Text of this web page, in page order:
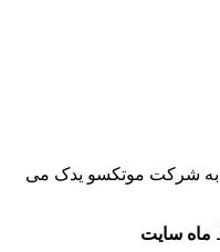
به شرکت موتکسو یدک می
ماه سایت